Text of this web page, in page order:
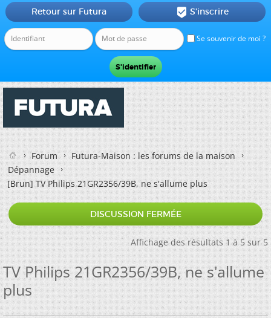
Se souvenir de moi ?
Retour sur Futura  S'inscrire
Forum
Futura-Maison : les forums de la maison
Dépannage
[Brun]TV Philips 21GR2356/39B, ne s'allume plus
DISCUSSION FERMÉE
Affichage des résultats 1 à 5 sur 5
TV Philips 21GR2356/39B, ne s'allume
plus